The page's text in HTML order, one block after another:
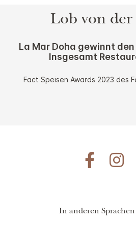
Lob von der
La Mar Doha gewinnt
Insgesamt
Fact Speisen Awards 2023 des
In anderen Sprachen